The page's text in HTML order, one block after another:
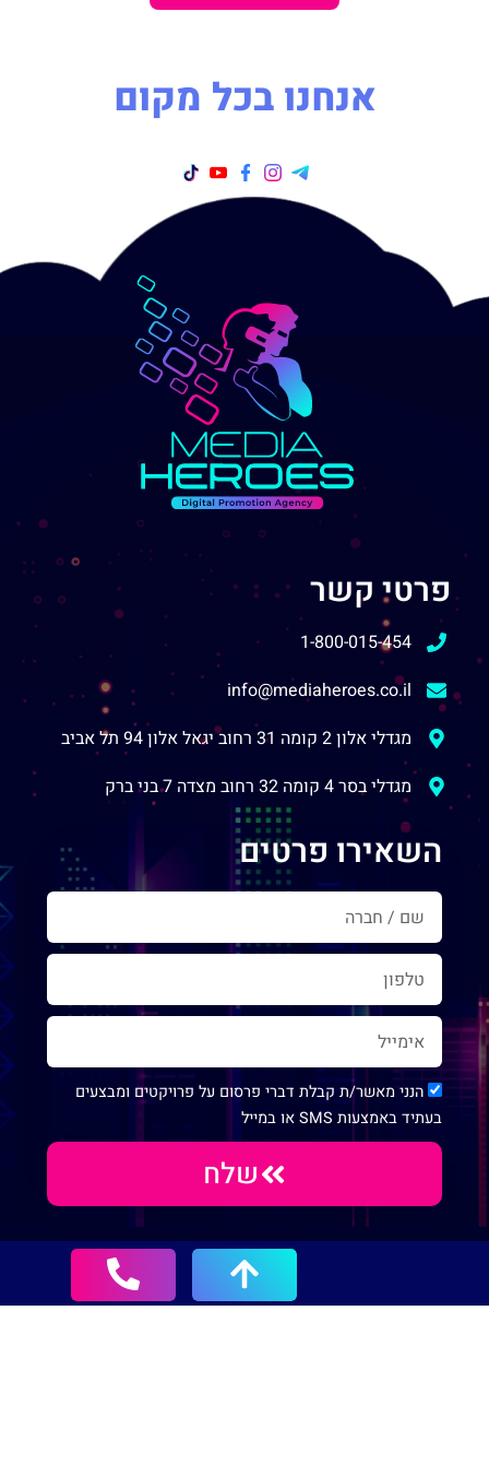
אנחנו בכל מקום
פרטי קשר
1-800-015-454
info@mediaheroes.co.il
מגדלי אלון 2 קומה 31 רחוב יגאל אלון 94 תל אביב
מגדלי בסר 4 קומה 32 רחוב מצדה 7 בני ברק
השאירו פרטים
הנני מאשר/ת קבלת דברי פרסום על פרויקטים ומבצעים
בעתיד באמצעות SMS או במייל
שלח